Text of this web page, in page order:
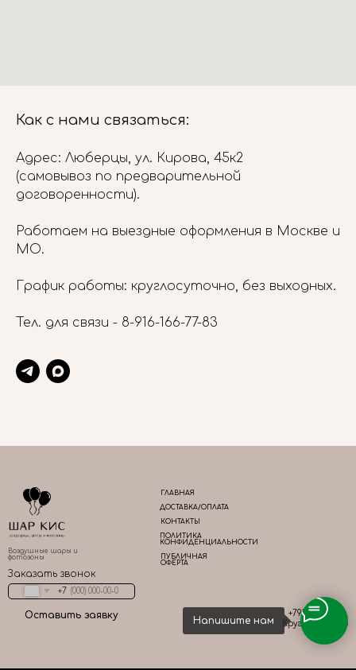
Напишите нам
Как с нами связаться:
Адрес: Люберцы, ул. Кирова, 45к2
(самовывоз по предварительной
договоренности).
Работаем на выездные оформления в Москве и
МО.
График работы: круглосуточно, без выходных.
Тел. для связи - 8-916-166-77-83
ГЛАВНАЯ
ДОСТАВКА/ОПЛАТА
КОНТАКТЫ
ПОЛИТИКА
КОНФИДЕНЦИАЛЬНОСТИ
ПУБЛИЧНАЯ
ОФЕРТА
+79161667783
Круглосуточно
Воздушные шары и
фотозоны
Заказать звонок
+7
Оставить заявку